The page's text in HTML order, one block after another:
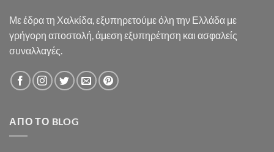
Με έδρα τη Χαλκίδα, εξυπηρετούμε όλη την Ελλάδα με
γρήγορη αποστολή, άμεση εξυπηρέτηση και ασφαλείς
συναλλαγές.
ΑΠΌ ΤΟ BLOG